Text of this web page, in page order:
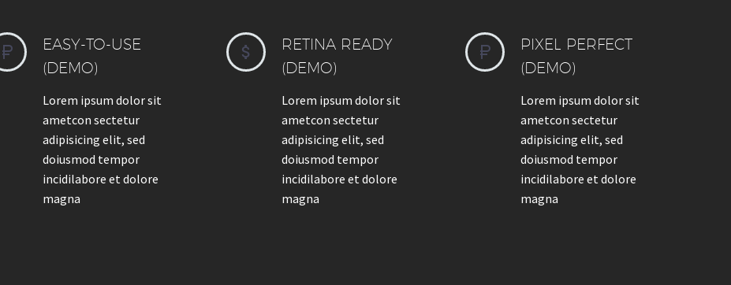


EASY-TO-USE
(DEMO)
Lorem ipsum dolor sit
ametcon sectetur
adipisicing elit, sed
doiusmod tempor
incidilabore et dolore
magna


RETINA READY
(DEMO)
Lorem ipsum dolor sit
ametcon sectetur
adipisicing elit, sed
doiusmod tempor
incidilabore et dolore
magna


PIXEL PERFECT
(DEMO)
Lorem ipsum dolor sit
ametcon sectetur
adipisicing elit, sed
doiusmod tempor
incidilabore et dolore
magna